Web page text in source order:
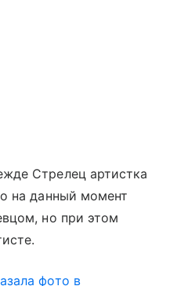
Стрелец артистка
на данный момент
но при этом
фото в